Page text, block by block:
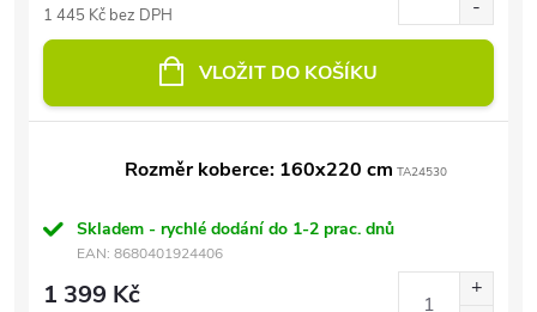
1 445 Kč bez DPH
VLOŽIT DO KOŠÍKU
Rozměr koberce: 160x220 cm TA24530
Skladem - rychlé dodání do 1-2 prac. dnů
EAN: 8680401924406
1 399 Kč